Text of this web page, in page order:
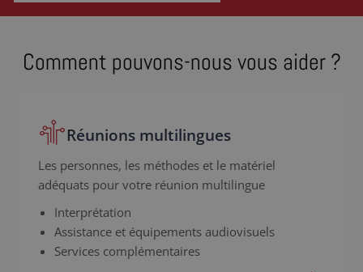
Comment pouvons-nous vous aider ?
Réunions multilingues
Les personnes, les méthodes et le matériel
adéquats pour votre réunion multilingue
Interprétation
Assistance et équipements audiovisuels
Services complémentaires